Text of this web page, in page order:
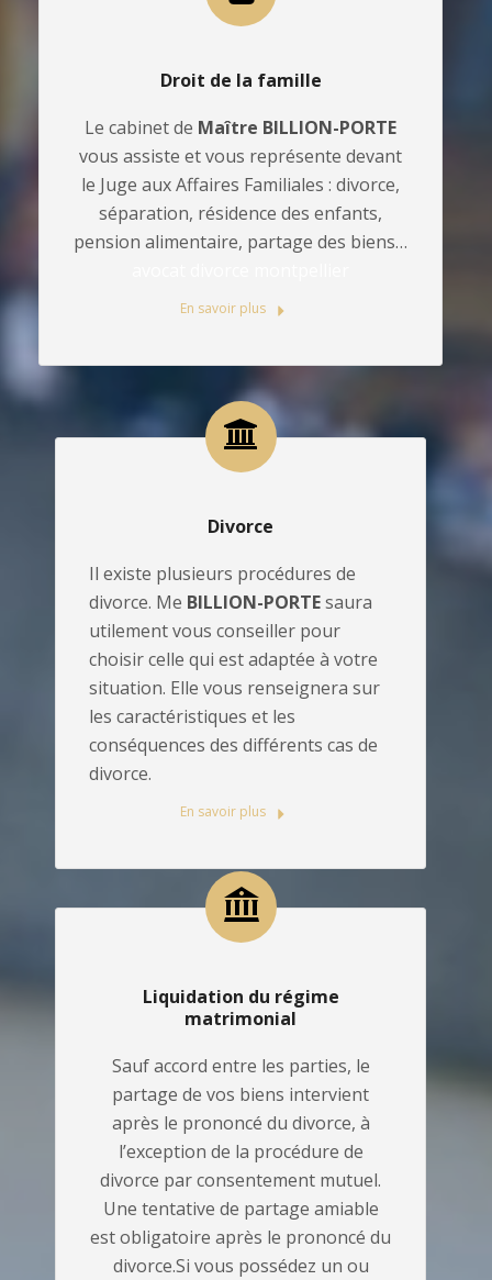
Droit de la famille
Le cabinet de Maître BILLION-PORTE
vous assiste et vous représente devant
le Juge aux Affaires Familiales : divorce,
séparation, résidence des enfants,
pension alimentaire, partage des biens…
En savoir plus
Divorce
Il existe plusieurs procédures de
divorce. Me BILLION-PORTEsaura
utilement vous conseiller pour
choisir celle qui est adaptée à votre
situation. Elle vous renseignera sur
les caractéristiques et les
conséquences des différents cas de
divorce.
En savoir plus
Liquidation du régime
matrimonial
Sauf accord entre les parties, le
partage de vos biens intervient
après le prononcé du divorce, à
l’exception de la procédure de
divorce par consentement mutuel.
Une tentative de partage amiable
est obligatoire après le prononcé du
divorce.Si vous possédez un ou